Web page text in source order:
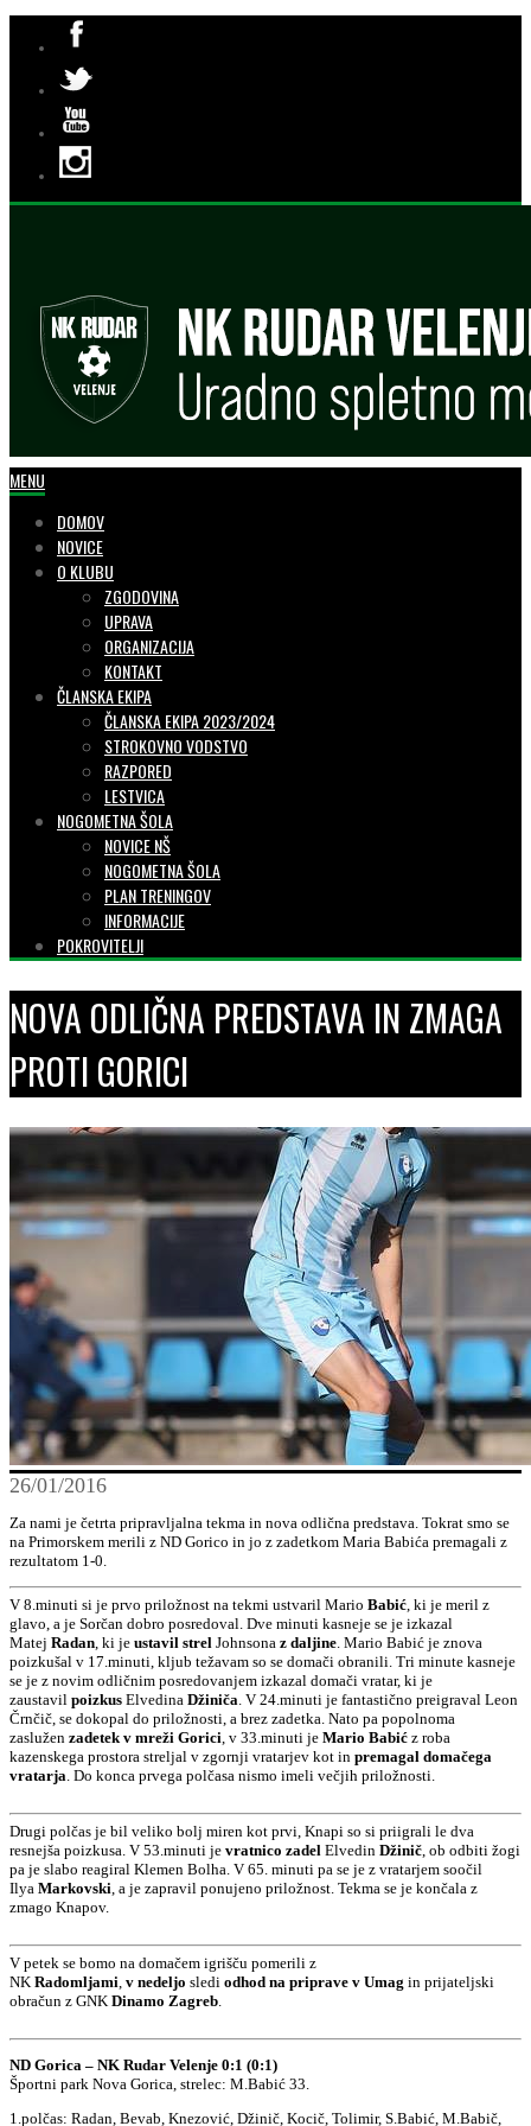
MENU
DOMOV
NOVICE
O KLUBU
ZGODOVINA
UPRAVA
ORGANIZACIJA
KONTAKT
ČLANSKA EKIPA
ČLANSKA EKIPA 2023/2024
STROKOVNO VODSTVO
RAZPORED
LESTVICA
NOGOMETNA ŠOLA
NOVICE NŠ
NOGOMETNA ŠOLA
PLAN TRENINGOV
INFORMACIJE
POKROVITELJI
NOVA ODLIČNA PREDSTAVA IN ZMAGA
PROTI GORICI
26/01/2016
Za nami je četrta pripravljalna tekma in nova odlična predstava. Tokrat smo se
na Primorskem merili z ND Gorico in jo z zadetkom Maria Babića premagali z
rezultatom 1-0.
V 8.minuti si je prvo priložnost na tekmi ustvaril Mario Babić, ki je meril z
glavo, a je Sorčan dobro posredoval. Dve minuti kasneje se je izkazal
Matej Radan, ki je ustavil strel Johnsona z daljine. Mario Babić je znova
poizkušal v 17.minuti, kljub težavam so se domači obranili. Tri minute kasneje
se je z novim odličnim posredovanjem izkazal domači vratar, ki je
zaustavil poizkus Elvedina Džiniča. V 24.minuti je fantastično preigraval Leon
Črnčič, se dokopal do priložnosti, a brez zadetka. Nato pa popolnoma
zaslužen zadetek v mreži Gorici, v 33.minuti je Mario Babić z roba
kazenskega prostora streljal v zgornji vratarjev kot in premagal domačega
vratarja. Do konca prvega polčasa nismo imeli večjih priložnosti.
Drugi polčas je bil veliko bolj miren kot prvi, Knapi so si priigrali le dva
resnejša poizkusa. V 53.minuti je vratnico zadel Elvedin Džinič, ob odbiti žogi
pa je slabo reagiral Klemen Bolha. V 65. minuti pa se je z vratarjem soočil
Ilya Markovski, a je zapravil ponujeno priložnost. Tekma se je končala z
zmago Knapov.
V petek se bomo na domačem igrišču pomerili z
NK Radomljami, v nedeljo sledi odhod na priprave v Umag in prijateljski
obračun z GNK Dinamo Zagreb.
ND Gorica – NK Rudar Velenje 0:1 (0:1)
Športni park Nova Gorica, strelec: M.Babić 33.
1.polčas: Radan, Bevab, Knezović, Džinič, Kocič, Tolimir, S.Babić, M.Babič,